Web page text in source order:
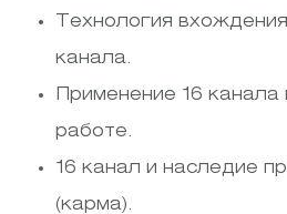
Технология
канала.
Применение 16 канала
работе.
16 канал и наследие
(карма).